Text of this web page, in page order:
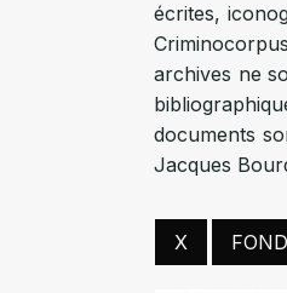
écrites,
archives ne
documents
Jacques
X